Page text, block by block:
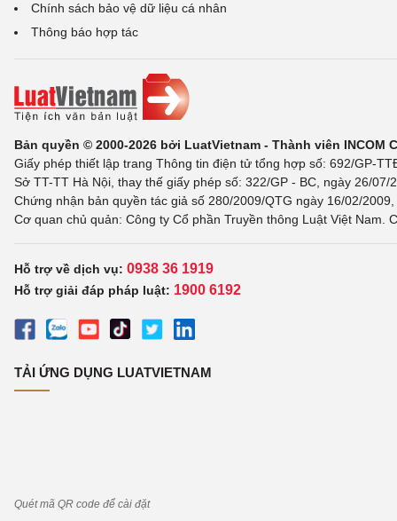
Chính sách bảo vệ dữ liệu cá nhân
Thông báo hợp tác
Bản quyền © 2000-2026 bởi LuatVietnam - Thành viên INCOM
Giấy phép thiết lập trang Thông tin điện tử tổng hợp số: 692/GP-
Sở TT-TT Hà Nội, thay thế giấy phép số: 322/GP - BC, ngày 26/
Chứng nhận bản quyền tác giả số 280/2009/QTG ngày 16/02/
Cơ quan chủ quản: Công ty Cổ phần Truyền thông Luật Việt Nam.
Hỗ trợ về dịch vụ: 0938 36 1919
Hỗ trợ giải đáp pháp luật: 1900 6192
TẢI ỨNG DỤNG LUATVIETNAM
Quét mã QR code để cài đặt